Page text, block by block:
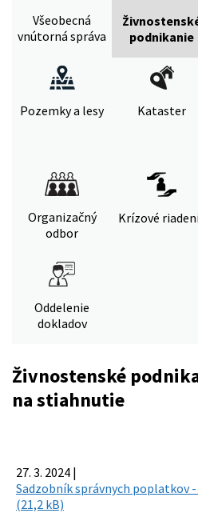
Všeobecná
vnútorná správa
podnikanie
Pozemky a lesy Kataster
Organizačný
odbor
Krízové
Oddelenie
dokladov
Živnostenské
na stiahnutie
27. 3. 2024 |
Sadzobník správnych poplatkov
(21,2 kB)